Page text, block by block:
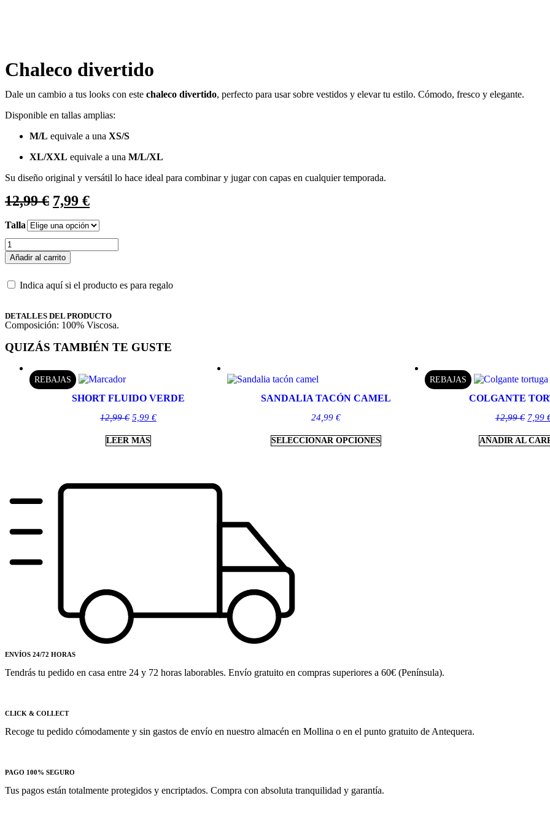
Chaleco divertido
Dale un cambio a tus looks con este chaleco divertido, perfecto para usar sobre vestidos y elevar tu estilo. Cómodo, fresco y elegante.
Disponible en tallas amplias:
M/L equivale a una XS/S
XL/XXL equivale a una M/L/XL
Su diseño original y versátil lo hace ideal para combinar y jugar con capas en cualquier temporada.
12,99€ 7,99 €
Talla
Añadir al carrito
Indica aquí si el producto es para regalo
DETALLES DEL PRODUCTO
Composición: 100% Viscosa.
QUIZÁS TAMBIÉN TE GUSTE
REBAJAS
SHORT FLUIDO VERDE
12,99€ 5,99 €
LEER MÁS
SANDALIA TACÓN CAMEL
24,99 €
SELECCIONAR OPCIONES
REBAJAS
COLGANTE
12,99€ 7,99
AÑADIR AL
ENVÍOS 24/72 HORAS
Tendrás tu pedido en casa entre 24 y 72 horas laborables. Envío gratuito en compras superiores a 60€ (Península).
CLICK & COLLECT
Recoge tu pedido cómodamente y sin gastos de envío en nuestro almacén en Mollina o en el punto gratuito de Antequera.
PAGO 100% SEGURO
Tus pagos están totalmente protegidos y encriptados. Compra con absoluta tranquilidad y garantía.